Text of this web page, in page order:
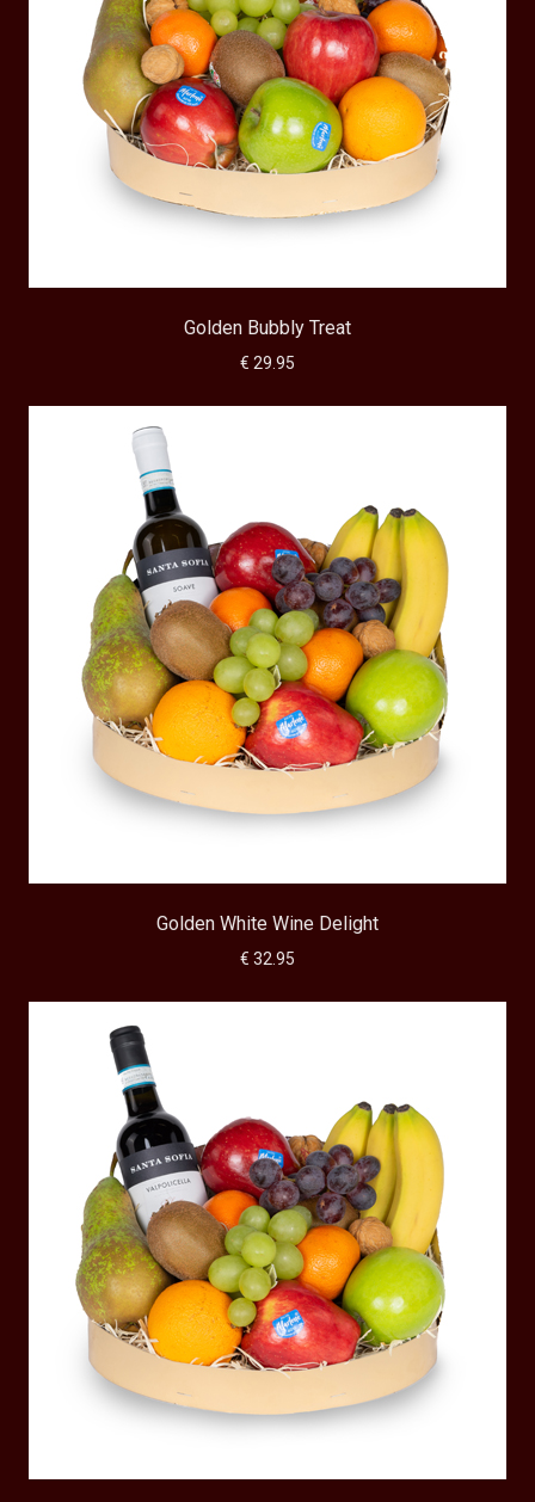
Golden Bubbly Treat
€ 29.95
Golden White Wine Delight
€ 32.95